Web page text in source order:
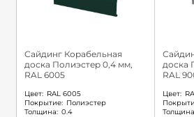
Сайдинг Корабельная
доска Полиэстер 0,4 мм,
RAL 6005
Цвет: RAL 6005
Покрытие: Полиэстер
Толщина: 0.4
доска
RAL
Цвет: